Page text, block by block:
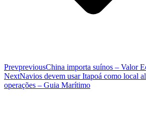
PrevpreviousChina importa suínos – Valor
NextNavios devem usar Itapoá como local
operações – Guia Marítimo